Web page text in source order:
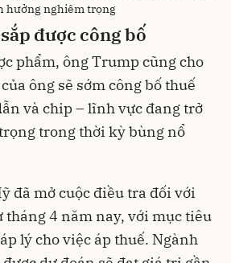
hưởng nghiêm trọng
được công bố
phẩm, ông Trump cũng cho
ông sẽ sớm công bố thuế
và chip – lĩnh vực đang trở
trong thời kỳ bùng nổ
đã mở cuộc điều tra đối với
tháng 4 năm nay, với mục tiêu
lý cho việc áp thuế. Ngành